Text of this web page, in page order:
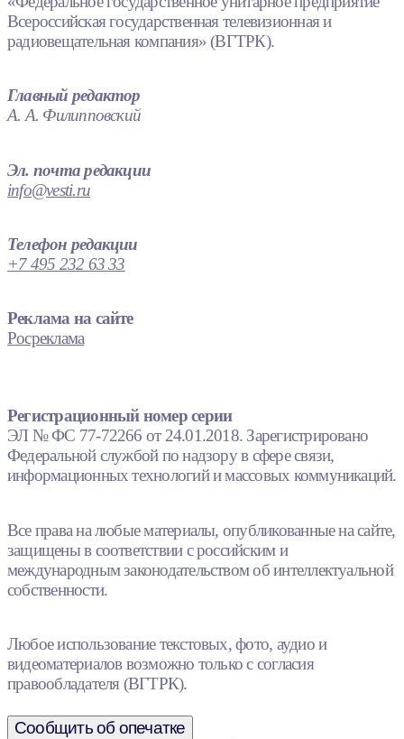
Всероссийская государственная телевизионная и
радиовещательная компания» (ВГТРК).
Главный редактор
А. А. Филипповский
Эл. почта редакции
info@vesti.ru
Телефон редакции
+7 495 232 63 33
Реклама на сайте
Росреклама
Регистрационный номер серии
ЭЛ № ФС 77-72266 от 24.01.2018. Зарегистрировано
Федеральной службой по надзору в сфере связи,
информационных технологий и массовых коммуникаций.
Все права на любые материалы, опубликованные на сайте,
защищены в соответствии с российским и
международным законодательством об интеллектуальной
собственности.
Любое использование текстовых, фото, аудио и
видеоматериалов возможно только с согласия
правообладателя (ВГТРК).
Сообщить об опечатке